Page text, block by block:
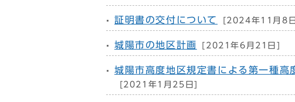
証明書の交付について [2024年11月8
城陽市の地区計画 [2021年6月21日]
城陽市高度地区規定書による第一種高
[2021年1月25日]